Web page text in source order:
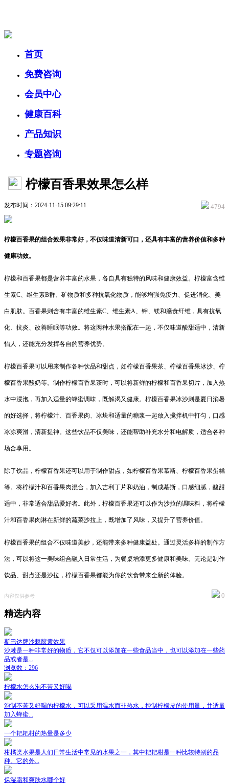
首页
免费咨询
会员中心
健康百科
产品知识
专题咨询
柠檬百香果效果怎么样
发布时间：2024-11-15 09:29:11 4794
柠檬百香果的组合效果非常好，不仅味道清新可口，还具有丰富的营养价值和多种
健康功效。
柠檬和百香果都是营养丰富的水果，各自具有独特的风味和健康效益。柠檬富含维
生素C、维生素B群、矿物质和多种抗氧化物质，能够增强免疫力、促进消化、美
白肌肤。百香果则含有丰富的维生素C、维生素A、钾、镁和膳食纤维，具有抗氧
化、抗炎、改善睡眠等功效。将这两种水果搭配在一起，不仅味道酸甜适中，清新
怡人，还能充分发挥各自的营养优势。
柠檬百香果可以用来制作各种饮品和甜点，如柠檬百香果茶、柠檬百香果冰沙、柠
檬百香果酸奶等。制作柠檬百香果茶时，可以将新鲜的柠檬和百香果切片，加入热
水中浸泡，再加入适量的蜂蜜调味，既解渴又健康。柠檬百香果冰沙则是夏日消暑
的好选择，将柠檬汁、百香果肉、冰块和适量的糖浆一起放入搅拌机中打匀，口感
冰凉爽滑，清新提神。这些饮品不仅美味，还能帮助补充水分和电解质，适合各种
场合享用。
除了饮品，柠檬百香果还可以用于制作甜点，如柠檬百香果慕斯、柠檬百香果蛋糕
等。将柠檬汁和百香果肉混合，加入吉利丁片和奶油，制成慕斯，口感细腻，酸甜
适中，非常适合甜品爱好者。此外，柠檬百香果还可以作为沙拉的调味料，将柠檬
汁和百香果肉淋在新鲜的蔬菜沙拉上，既增加了风味，又提升了营养价值。
柠檬百香果的组合不仅味道美妙，还能带来多种健康益处。通过灵活多样的制作方
法，可以将这一美味组合融入日常生活，为餐桌增添更多健康和美味。无论是制作
饮品、甜点还是沙拉，柠檬百香果都能为你的饮食带来全新的体验。
内容仅供参考 0
精选内容
斯巴达牌沙棘胶囊效果
沙棘是一种非常好的物质，它不仅可以添加在一些食品当中，也可以添加在一些药
品或者是...
浏览数：296
柠檬水怎么泡不苦又好喝
泡制不苦又好喝的柠檬水，可以采用温水而非热水，控制柠檬皮的使用量，并适量
加入蜂蜜...
一个耙耙柑的热量是多少
柑橘类水果是人们日常生活中常见的水果之一，其中耙耙柑是一种比较特别的品
种。它的外...
保湿霜和爽肤水哪个好